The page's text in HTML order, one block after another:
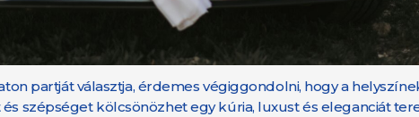
partját választja, érdemes végiggondolni, hogy a
szépséget kölcsönözhet egy kúria, luxust és eleganciát